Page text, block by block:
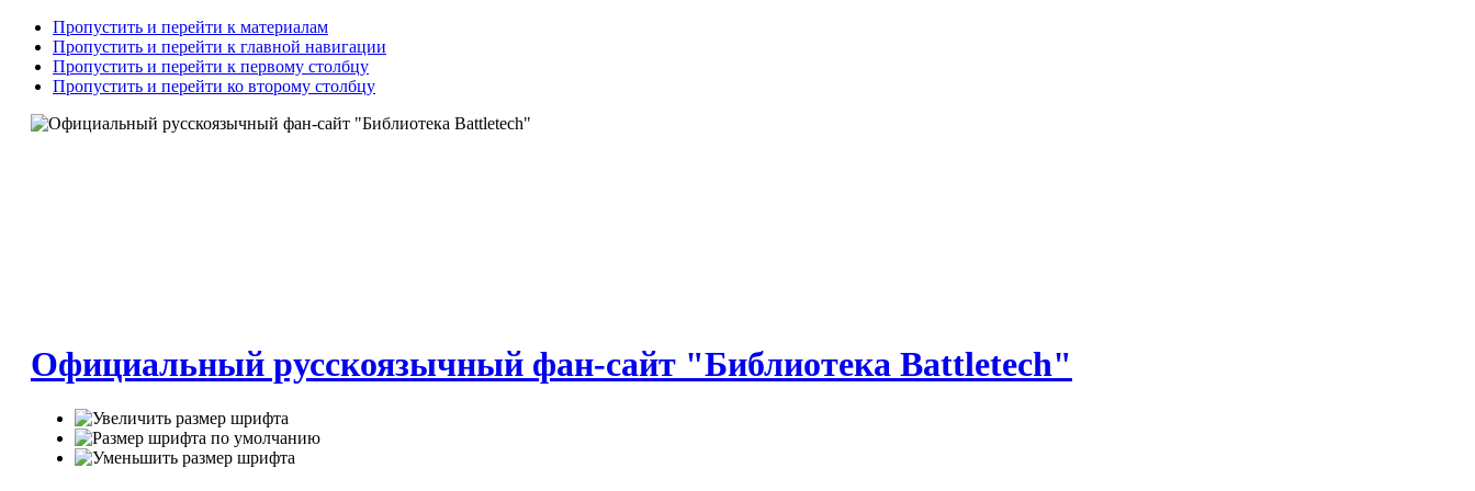
Пропустить и перейти к материалам
Пропустить и перейти к главной навигации
Пропустить и перейти к первому столбцу
Пропустить и перейти ко второму столбцу
Официальный русскоязычный фан-сайт "Библиотека Battletech"